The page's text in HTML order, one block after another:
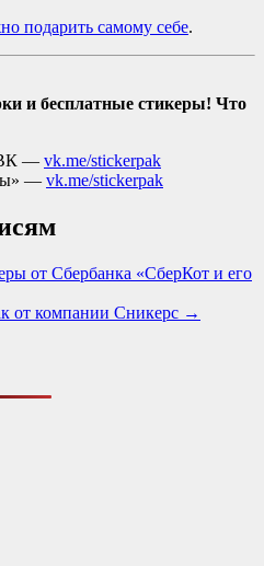
подарить самому себе.
и бесплатные стикеры! Что
ВК — vk.me/stickerpak
— vk.me/stickerpak
от Сбербанка «СберКот и его
от компании Сникерс →